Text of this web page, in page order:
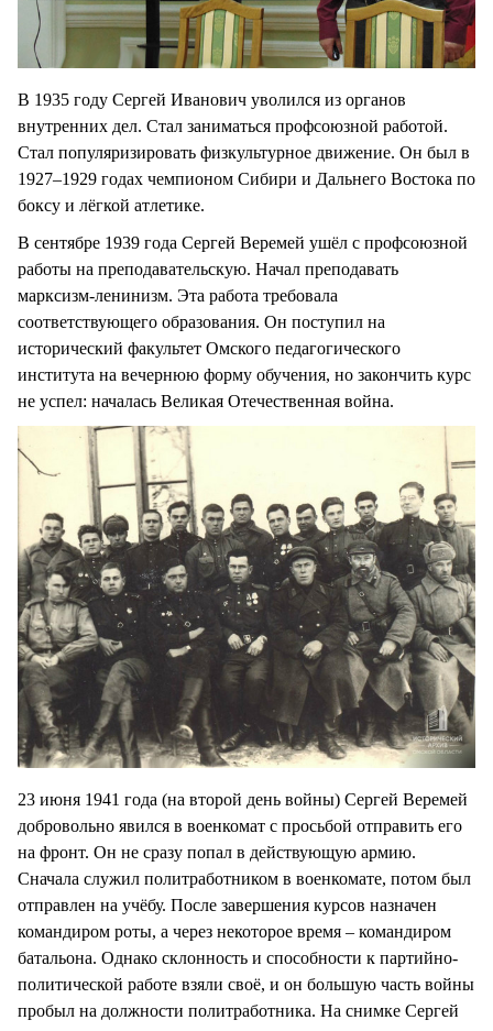
В 1935 году Сергей Иванович уволился из органов
внутренних дел. Стал заниматься профсоюзной работой.
Стал популяризировать физкультурное движение. Он был в
1927–1929 годах чемпионом Сибири и Дальнего Востока по
боксу и лёгкой атлетике.
В сентябре 1939 года Сергей Веремей ушёл с профсоюзной
работы на преподавательскую. Начал преподавать
марксизм-ленинизм. Эта работа требовала
соответствующего образования. Он поступил на
исторический факультет Омского педагогического
института на вечернюю форму обучения, но закончить курс
не успел: началась Великая Отечественная война.
23 июня 1941 года (на второй день войны) Сергей Веремей
добровольно явился в военкомат с просьбой отправить его
на фронт. Он не сразу попал в действующую армию.
Сначала служил политработником в военкомате, потом был
отправлен на учёбу. После завершения курсов назначен
командиром роты, а через некоторое время – командиром
батальона. Однако склонность и способности к партийно-
политической работе взяли своё, и он большую часть войны
пробыл на должности политработника. На снимке Сергей